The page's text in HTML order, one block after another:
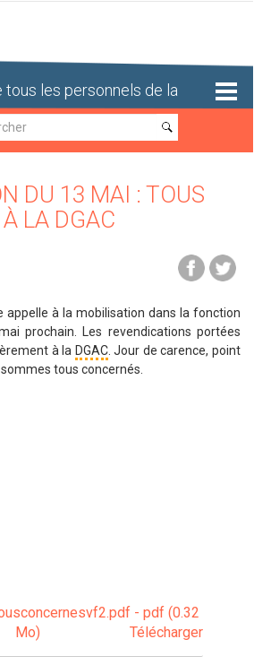
tous les personnels de la
Recherche
DU 13 MAI : TOUS
LA DGAC
appelle à la mobilisation dans la fonction
prochain. Les revendications portées
à la DGAC. Jour de carence, point
tous concernés.
- pdf (0.32
Mo)
Télécharger